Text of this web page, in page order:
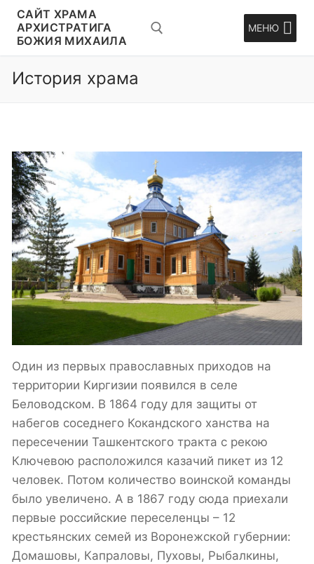
Перейти
содержимому
CАЙТ ХРАМА
АРХИСТРАТИГА
БОЖИЯ МИХАИЛА
МЕНЮ
История храма
Один из первых православных приходов на
территории Киргизии появился в селе
Беловодском. В 1864 году для защиты от
набегов соседнего Кокандского ханства на
пересечении Ташкентского тракта с рекою
Ключевою расположился казачий пикет из 12
человек. Потом количество воинской команды
было увеличено. А в 1867 году сюда приехали
первые российские переселенцы – 12
крестьянских семей из Воронежской губернии:
Домашовы, Капраловы, Пуховы, Рыбалкины,